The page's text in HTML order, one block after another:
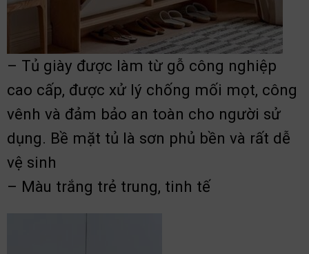
– Tủ giày được làm từ gỗ công nghiệp
cao cấp, được xử lý chống mối mọt, công
vênh và đảm bảo an toàn cho người sử
dụng. Bề mặt tủ là sơn phủ bền và rất dễ
vệ sinh
– Màu trắng trẻ trung, tinh tế